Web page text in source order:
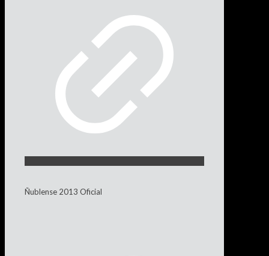
Ñublense 2013 Oficial